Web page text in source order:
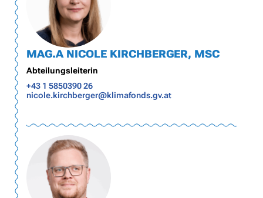
MAG.A NICOLE KIRCHBERGER, MSC
Abteilungsleiterin
+43 1 5850390 26
nicole.kirchberger@klimafonds.gv.at